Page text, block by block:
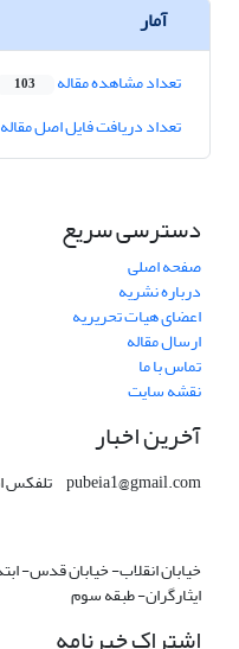
آمار
تعداد مشاهده مقاله 103
تعداد دریافت فایل اصل مقاله
دسترسی سریع
صفحه اصلی
درباره نشریه
اعضای هیات تحریریه
ارسال مقاله
تماس با ما
نقشه سایت
آخرین اخبار
pubeia1@gmail.com تلفکس انجمن: 66950848- 021
ایثارگران- طبقه سوم